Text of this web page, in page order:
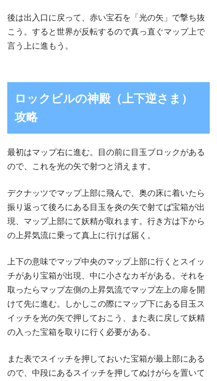
後は出入口に戻って、赤い宝石を「光の矢」で撃ち抜
こう。すると世界が反転するので真っ直ぐマップ上で
言う上に進もう。
ロックビルの神殿（上下逆さま）
攻略
最初はマップ右に進む。目の前に目玉ブロックがある
ので、これを光の矢で射つと消えます。
デクナッツでマップ上部に飛んで、奥の床に着いたら
振り返って後ろにある目玉を炎の矢で射てば宝箱が出
現、マップ上部にて妖精が取れます。行き方は下から
の上昇気流に乗って真上に行けば届く。
上下の意味でマップ中央のマップ上部に行くとスイッ
チがあり宝箱が出現、中に小さなカギがある。それを
取ったらマップ左側の上昇気流でマップ左上の扉を開
けて先に進む。しかしこの際にマップ下にある目玉ス
イッチを光の矢で押しておこう、また表に戻して妖精
の入った宝箱を取りに行く必要がある。
また表でスイッチを押しておいた宝箱が最上部にある
ので、中段にあるスイッチを押してぬけがらを置いて